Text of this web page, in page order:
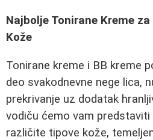
Najbolje Tonirane Kreme
Kože
Tonirane kreme i BB kreme
deo svakodnevne nege lica,
prekrivanje uz dodatak
vodiču ćemo vam predstaviti
različite tipove kože,